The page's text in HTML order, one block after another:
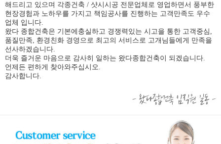
해드리고 있으며 각종건축 / 샷시시공 전문업체로 영업하면서 풍부한
현장경험과 노하우를 가지고 책임공사를 진행하는 고객만족도 우수
업체 입니다.
왔다 종합건축은 기본에충실하고 경쟁력있는 시고을 통한 고객중심,
품질만족, 환경친화 경영으로 최고의 서비스로 고개님들에게 만족을
선사하겠습니다.
더욱 즐거운 마음으로 감사히 일하는 왔다종합건축이 되겠습니다.
언제든 편하게 찾아와주십시오.
감사합니다.